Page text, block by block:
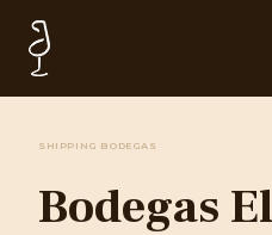
SHIPPING BODEGAS
Bodegas